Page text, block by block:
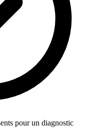
pour un diagnostic